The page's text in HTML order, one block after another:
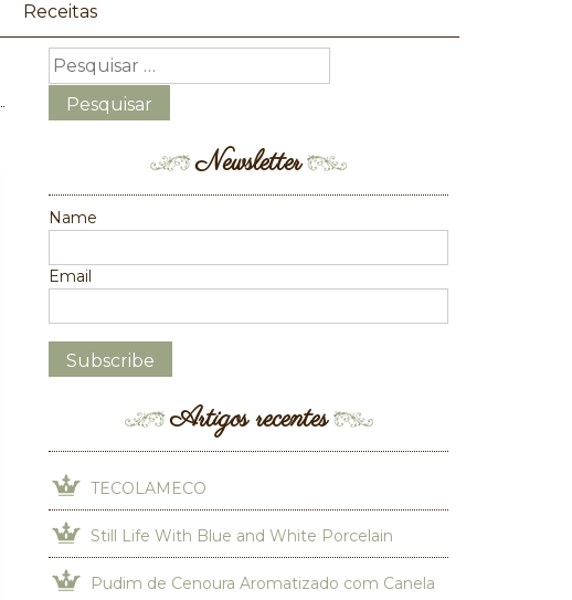
Receitas
Newsletter
Name
Email
Artigos recentes
TECOLAMECO
Still Life With Blue and White Porcelain
Pudim de Cenoura Aromatizado com Canela